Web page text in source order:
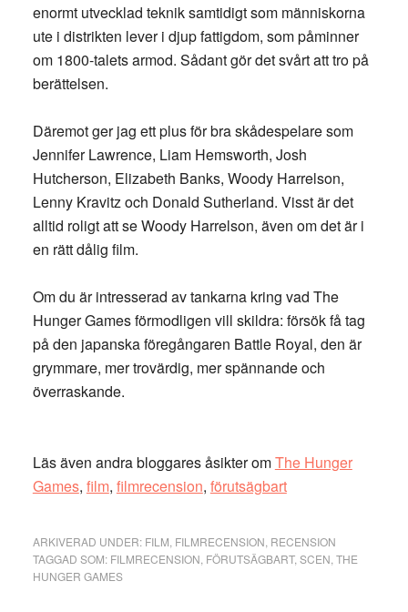
enormt utvecklad teknik samtidigt som människorna
ute i distrikten lever i djup fattigdom, som påminner
om 1800-talets armod. Sådant gör det svårt att tro på
berättelsen.
Däremot ger jag ett plus för bra skådespelare som
Jennifer Lawrence, Liam Hemsworth, Josh
Hutcherson, Elizabeth Banks, Woody Harrelson,
Lenny Kravitz och Donald Sutherland. Visst är det
alltid roligt att se Woody Harrelson, även om det är i
en rätt dålig film.
Om du är intresserad av tankarna kring vad The
Hunger Games förmodligen vill skildra: försök få tag
på den japanska föregångaren Battle Royal, den är
grymmare, mer trovärdig, mer spännande och
överraskande.
Läs även andra bloggares åsikter omThe Hunger
Games, film, filmrecension, förutsägbart
ARKIVERAD UNDER: FILM FILMRECENSION RECENSION
TAGGAD SOM: FILMRECENSION FÖRUTSÄGBART, SCEN THE
HUNGER GAMES